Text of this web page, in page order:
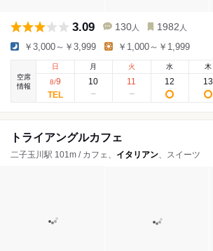
3.09 130 人 1982 人
￥3,000～￥3,999 ￥1,000～￥1,999
空席
情報
日
8/9
月
10
火
11
水
12
木
13
トライアングルカフェ
二子玉川駅 101m / カフェ、 イタリアン、スイーツ